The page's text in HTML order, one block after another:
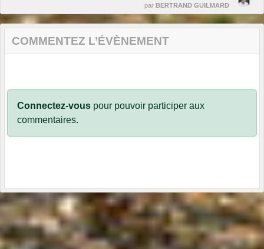
par BERTRAND GUILMARD
COMMENTEZ L’ÉVÈNEMENT
Connectez-vous pour pouvoir participer aux
commentaires.